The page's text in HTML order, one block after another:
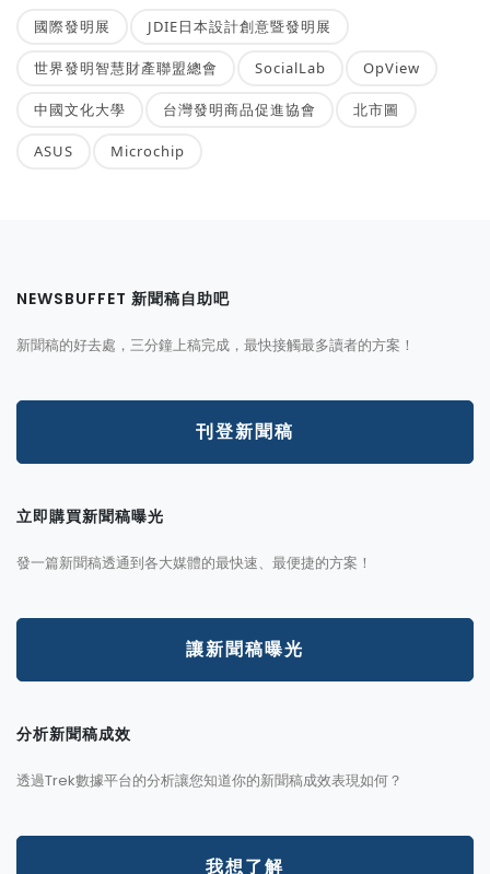
國際發明展 JDIE日本設計創意暨發明展
世界發明智慧財產聯盟總會 SocialLab OpView
中國文化大學 台灣發明商品促進協會 北市圖
ASUS Microchip
NEWSBUFFET 新聞稿自助吧
新聞稿的好去處，三分鐘上稿完成，最快接觸最多讀者的方案！
刊登新聞稿
立即購買新聞稿曝光
發一篇新聞稿透通到各大媒體的最快速、最便捷的方案！
讓新聞稿曝光
分析新聞稿成效
透過Trek數據平台的分析讓您知道你的新聞稿成效表現如何？
我想了解